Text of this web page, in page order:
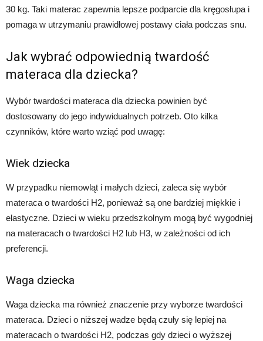
30 kg. Taki materac zapewnia lepsze podparcie dla kręgosłupa i
pomaga w utrzymaniu prawidłowej postawy ciała podczas snu.
Jak wybrać odpowiednią twardość
materaca dla dziecka?
Wybór twardości materaca dla dziecka powinien być
dostosowany do jego indywidualnych potrzeb. Oto kilka
czynników, które warto wziąć pod uwagę:
Wiek dziecka
W przypadku niemowląt i małych dzieci, zaleca się wybór
materaca o twardości H2, ponieważ są one bardziej miękkie i
elastyczne. Dzieci w wieku przedszkolnym mogą być wygodniej
na materacach o twardości H2 lub H3, w zależności od ich
preferencji.
Waga dziecka
Waga dziecka ma również znaczenie przy wyborze twardości
materaca. Dzieci o niższej wadze będą czuły się lepiej na
materacach o twardości H2, podczas gdy dzieci o wyższej